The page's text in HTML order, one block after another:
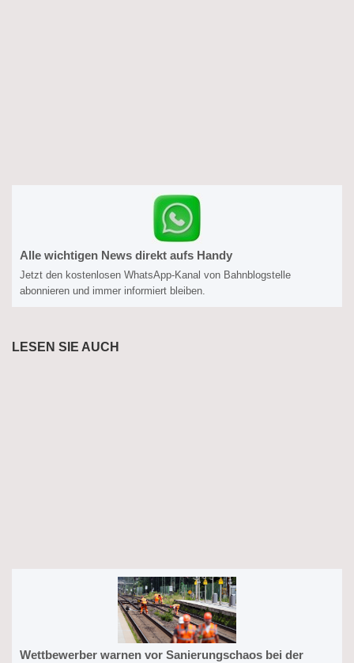
Alle wichtigen News direkt aufs Handy
Jetzt den kostenlosen WhatsApp-Kanal von Bahnblogstelle
abonnieren und immer informiert bleiben.
LESEN SIE AUCH
Wettbewerber warnen vor Sanierungschaos bei der